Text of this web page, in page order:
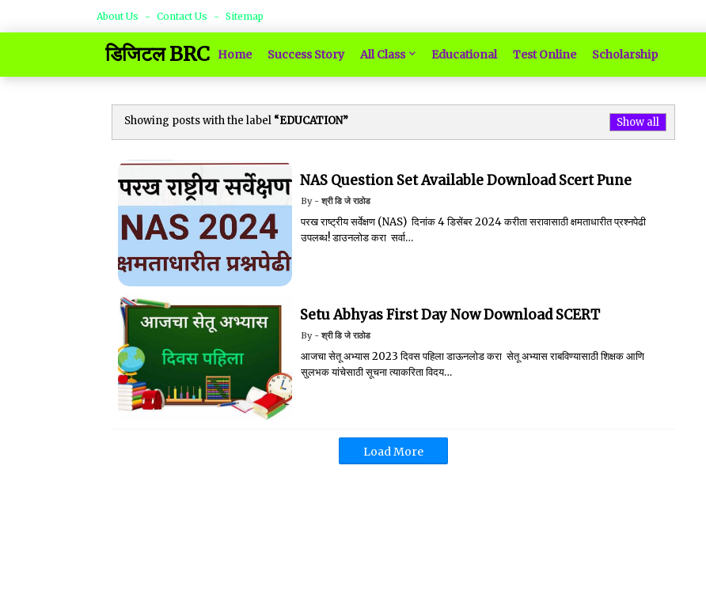
About Us Contact Us Sitemap
डिजिटल BRC Home Success Story All Class Educational Test Online Scholarship
Showing posts with the label EDUCATION Show all
NAS Question Set Available Download Scert Pune
श्री डि जे राठोड
परख राष्ट्रीय सर्वेक्षण (NAS) दिनांक 4 डिसेंबर 2024 करीता सरावासाठी क्षमताधारीत प्रश्नपेढी
उपलब्ध! डाउनलोड करा सर्वा…
Setu Abhyas First Day Now Download SCERT
श्री डि जे राठोड
आजचा सेतू अभ्यास 2023 दिवस पहिला डाऊनलोड करा सेतू अभ्यास राबविण्यासाठी शिक्षक आणि
सुलभक यांचेसाठी सूचना त्याकरिता विदय…
Load More